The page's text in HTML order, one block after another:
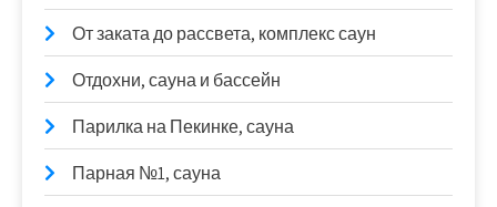
От заката до рассвета, комплекс саун
Отдохни, сауна и бассейн
Парилка на Пекинке, сауна
Парная №1, сауна